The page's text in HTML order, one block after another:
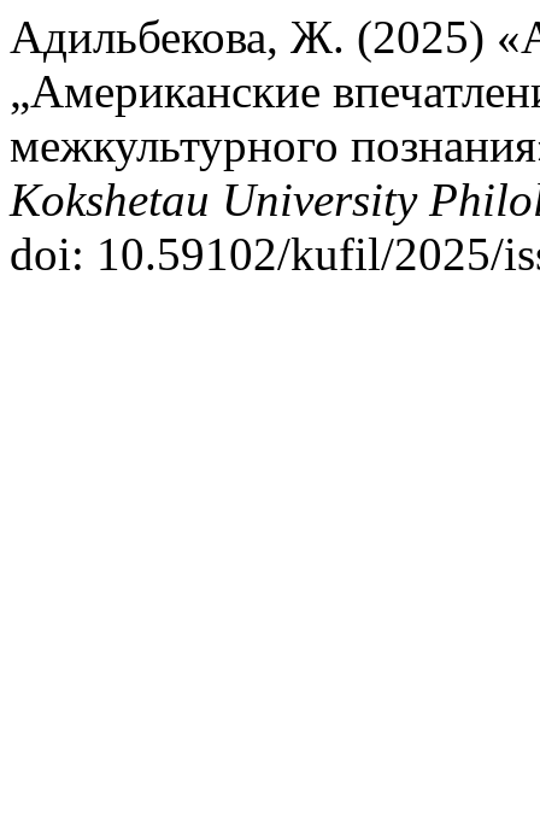
Адильбекова, Ж. (2025)
„Американские
межкультурного
Kokshetau University
doi: 10.59102/kufil/2025/